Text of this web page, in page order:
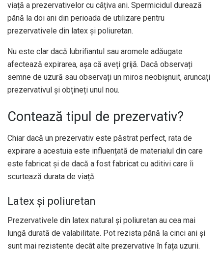
viață a prezervativelor cu câțiva ani. Spermicidul durează
până la doi ani din perioada de utilizare pentru
prezervativele din latex și poliuretan.
Nu este clar dacă lubrifiantul sau aromele adăugate
afectează expirarea, așa că aveți grijă. Dacă observați
semne de uzură sau observați un miros neobișnuit, aruncați
prezervativul și obțineți unul nou.
Contează tipul de prezervativ?
Chiar dacă un prezervativ este păstrat perfect, rata de
expirare a acestuia este influențată de materialul din care
este fabricat și de dacă a fost fabricat cu aditivi care îi
scurtează durata de viață.
Latex și poliuretan
Prezervativele din latex natural și poliuretan au cea mai
lungă durată de valabilitate. Pot rezista până la cinci ani și
sunt mai rezistente decât alte prezervative în fața uzurii.